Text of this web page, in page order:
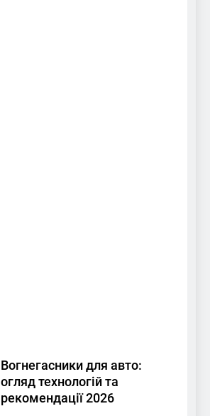
Вогнегасники для авто:
огляд технологій та
рекомендації 2026